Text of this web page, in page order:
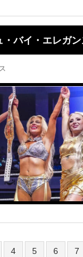
・バイ・エレガ
4 5 6 7